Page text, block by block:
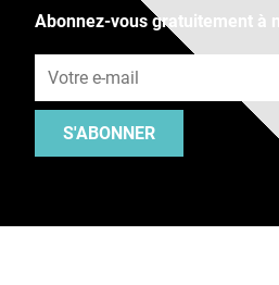
Abonnez-vous gratuitement à
S'ABONNER